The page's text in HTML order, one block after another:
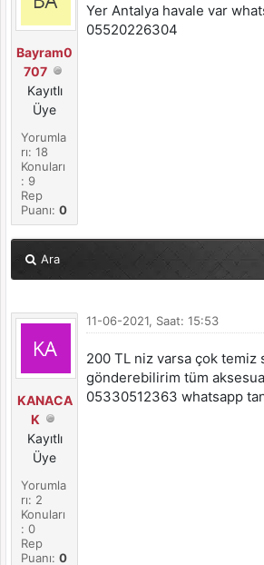
Bayram0
707
Kayıtlı
Üye
Yorumla
rı: 18
Konuları
: 9
Rep
Puanı:0
Yer Antalya havale var
05520226304
Ara
KANACA
K
Kayıtlı
Üye
Yorumla
rı: 2
Konuları
: 0
Rep
Puanı:0
11-06-2021, Saat: 15:53
200 TL niz varsa çok temiz
gönderebilirim tüm
05330512363 whatsapp